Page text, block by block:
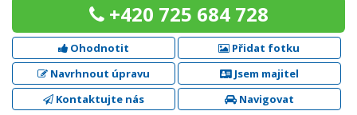
+420 725 684 728
Ohodnotit
Přidat fotku
Navrhnout úpravu
Jsem majitel
Kontaktujte nás
Navigovat